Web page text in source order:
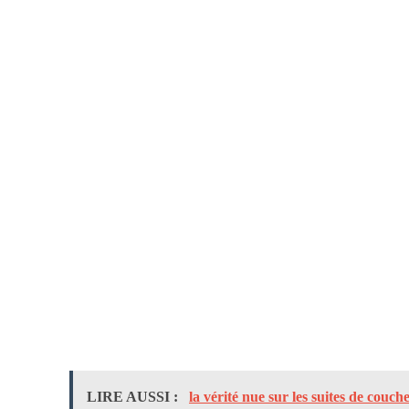
LIRE AUSSI : la vérité nue sur les suites de